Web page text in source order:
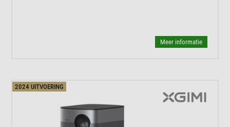
Meer informatie
2024 UITVOERING